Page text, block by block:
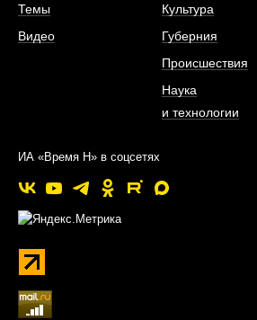
Темы
Видео
Культура
Губерния
Происшествия
Наука
и технологии
ИА «Время Н» в соцсетях